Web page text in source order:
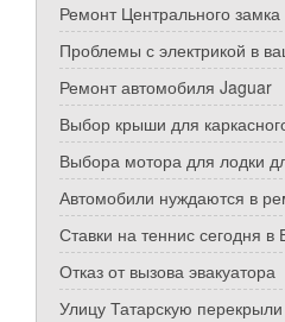
Ремонт Центрального
Проблемы с электрикой в
Ремонт автомобиля Jaguar
Выбор крыши для
Выбора мотора для лодки
Автомобили нуждаются в
Ставки на теннис сегодня
Отказ от вызова эвакуатора
Улицу Татарскую